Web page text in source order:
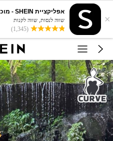
×
אפליקציית SHEIN - מוכן, הכן, סטייל!
שווה לנסות, שווה לקנות
(1,345)